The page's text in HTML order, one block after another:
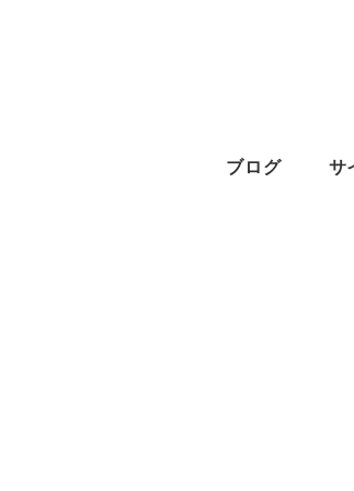
ブログ サ